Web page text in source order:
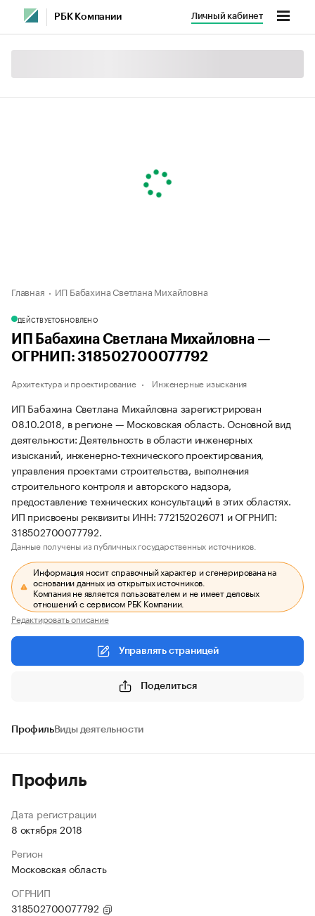
РБК Компании Личный кабинет
Главная ИП Бабахина Светлана Михайловна
ДЕЙСТВУЕТОБНОВЛЕНО
ИП Бабахина Светлана Михайловна —
ОГРНИП: 318502700077792
Архитектура и проектирование Инженерные изыскания
ИП Бабахина Светлана Михайловна зарегистрирован
08.10.2018, в регионе — Московская область. Основной вид
деятельности: Деятельность в области инженерных
изысканий, инженерно-технического проектирования,
управления проектами строительства, выполнения
строительного контроля и авторского надзора,
предоставление технических консультаций в этих областях.
ИП присвоены реквизиты ИНН: 772152026071 и ОГРНИП:
318502700077792.
Данные получены из публичных государственных источников.
Информация носит справочный характер и сгенерирована на
основании данных из открытых источников.
Компания не является пользователем и не имеет деловых
отношений с сервисом РБК Компании.
Редактировать описание
Управлять страницей
Поделиться
ПрофильВиды деятельности
Профиль
Дата регистрации
8 октября 2018
Регион
Московская область
ОГРНИП
318502700077792